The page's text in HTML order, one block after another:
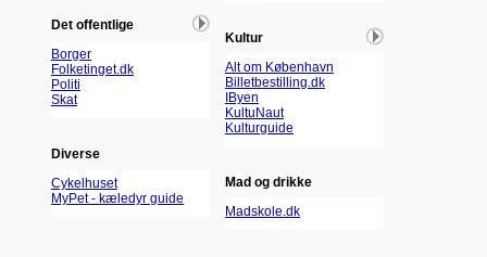
Det offentlige
Borger
Folketinget.dk
Politi
Skat
Diverse
Cykelhuset
MyPet - kæledyr guide
Kultur
Alt om København
Billetbestilling.dk
IByen
KultuNaut
Kulturguide
Mad og drikke
Madskole.dk